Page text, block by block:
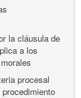
la cláusula de
a los
procesal